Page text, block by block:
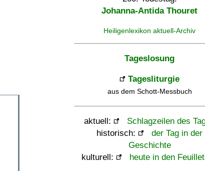
Johanna-Antida Thouret
Heiligenlexikon aktuell-Archiv
Tageslosung
Tagesliturgie
aus dem Schott-Messbuch
aktuell:
Schlagzeilen des
historisch:
der Tag in der
Geschichte
kulturell:
heute in den